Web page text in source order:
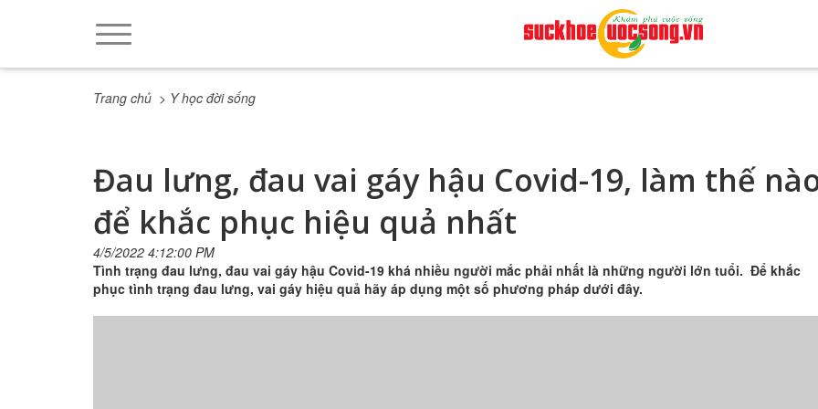
Trang chủ > Y học đời sống
Đau lưng, đau vai gáy hậu Covid-19, làm thế
để khắc phục hiệu quả nhất
4/5/2022 4:12:00 PM
Tình trạng đau lưng, đau vai gáy hậu Covid-19 khá nhiều người mắc phải nhất là những người lớn tuổi. Để khắc
phục tình trạng đau lưng, vai gáy hiệu quả hãy áp dụng một số phương pháp dưới đây.